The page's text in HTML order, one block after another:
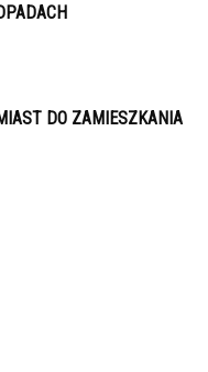
DO ZAMIESZKANIA